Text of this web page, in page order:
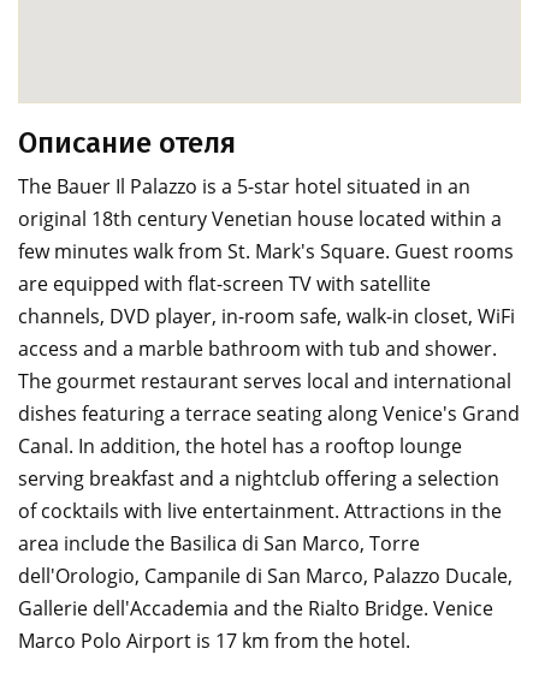
Описание отеля
The Bauer Il Palazzo is a 5-star hotel situated in an
original 18th century Venetian house located within a
few minutes walk from St. Mark's Square. Guest rooms
are equipped with flat-screen TV with satellite
channels, DVD player, in-room safe, walk-in closet, WiFi
access and a marble bathroom with tub and shower.
The gourmet restaurant serves local and international
dishes featuring a terrace seating along Venice's Grand
Canal. In addition, the hotel has a rooftop lounge
serving breakfast and a nightclub offering a selection
of cocktails with live entertainment. Attractions in the
area include the Basilica di San Marco, Torre
dell'Orologio, Campanile di San Marco, Palazzo Ducale,
Gallerie dell'Accademia and the Rialto Bridge. Venice
Marco Polo Airport is 17 km from the hotel.